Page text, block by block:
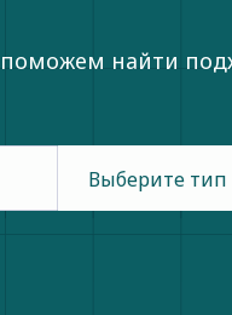
поможем найти
Выберите тип